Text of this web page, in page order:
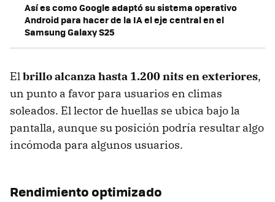
Así es como Google adaptó su sistema operativo
Android para hacer de la IA el eje central en el
Samsung Galaxy S25
Elbrillo alcanza hasta 1.200 nits en exteriores,
un punto a favor para usuarios en climas
soleados. El lector de huellas se ubica bajo la
pantalla, aunque su posición podría resultar algo
incómoda para algunos usuarios.
Rendimiento optimizado